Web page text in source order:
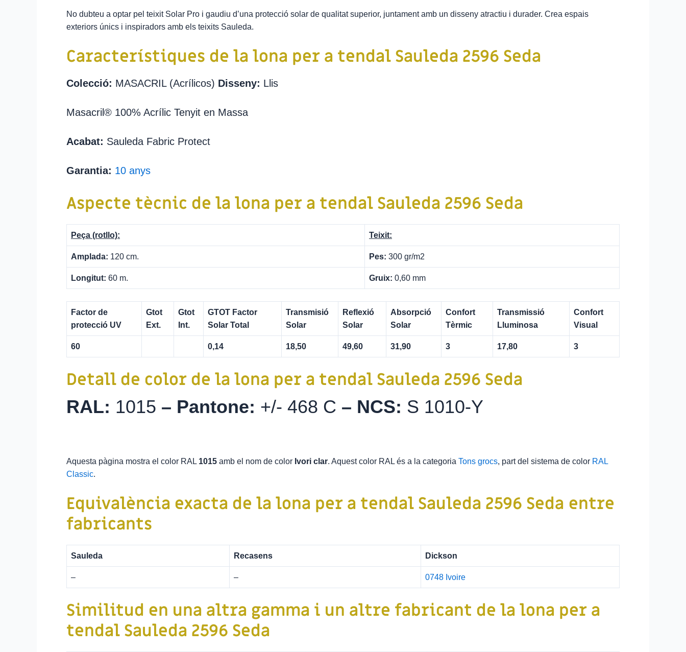
No dubteu a optar pel teixit Solar Pro i gaudiu d’una protecció solar de qualitat superior, juntament amb un disseny atractiu i durader. Crea espais
exteriors únics i inspiradors amb els teixits Sauleda.
Característiques de la lona per a tendal Sauleda 2596 Seda
Colecció: MASACRIL (Acrílicos) Disseny: Llis
Masacril® 100% Acrílic Tenyit en Massa
Acabat: Sauleda Fabric Protect
Garantia: 10 anys
Aspecte tècnic de la lona per a tendal Sauleda 2596 Seda
Peça (rotllo): Teixit:
Amplada: 120 cm. Pes: 300 gr/m2
Longitut: 60 m. Gruix: 0,60 mm
Factor de
protecció UV
Gtot
Ext.
Gtot
Int.
GTOT Factor
Solar Total
Transmisió
Solar
Reflexió
Solar
Absorpció
Solar
Confort
Tèrmic
Transmissió
Lluminosa
Confort
Visual
60 0,14 18,50 49,60 31,90 3 17,80 3
Detall de color de la lona per a tendal Sauleda 2596 Seda
RAL: 1015 – Pantone: +/- 468 C – NCS: S 1010-Y
Aquesta pàgina mostra el color RAL 1015 amb el nom de color Ivori clar. Aquest color RAL és a la categoria Tons grocs, part del sistema de color RAL
Classic.
Equivalència exacta de la lona per a tendal Sauleda 2596 Seda entre
fabricants
Sauleda Recasens Dickson
– – 0748 Ivoire
Similitud en una altra gamma i un altre fabricant de la lona per a
tendal Sauleda 2596 Seda